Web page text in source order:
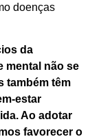
doenças
da
mental não se
também têm
estar
Ao adotar
favorecer o